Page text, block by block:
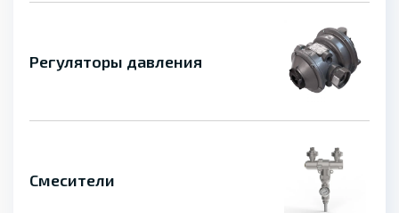
Регуляторы давления
Смесители